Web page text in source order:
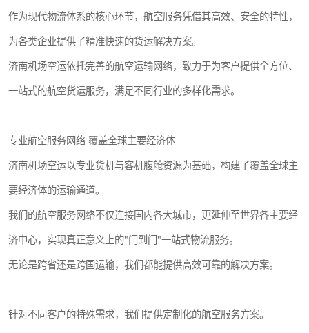
作为现代物流体系的核心环节，航空服务凭借其高效、安全的特性，
为各类企业提供了精准快速的货运解决方案。
济南机场空运依托完善的航空运输网络，致力于为客户提供全方位、
一站式的航空货运服务，满足不同行业的多样化需求。
专业航空服务网络 覆盖全球主要经济体
济南机场空运以专业货机与客机腹舱资源为基础，构建了覆盖全球主
要经济体的运输通道。
我们的航空服务网络不仅连接国内各大城市，更延伸至世界各主要经
济中心，实现真正意义上的"门到门"一站式物流服务。
无论是跨省还是跨国运输，我们都能提供高效可靠的解决方案。
针对不同客户的特殊需求，我们提供定制化的航空服务方案。